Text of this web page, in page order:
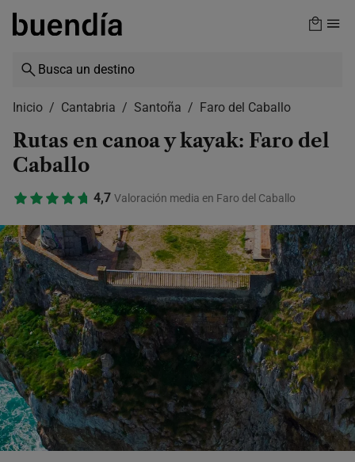
Skip
content
Inicio Cantabria Santoña Faro del Caballo
Rutas en canoa y kayak: Faro del
Caballo
4,7 Valoración media en Faro del Caballo